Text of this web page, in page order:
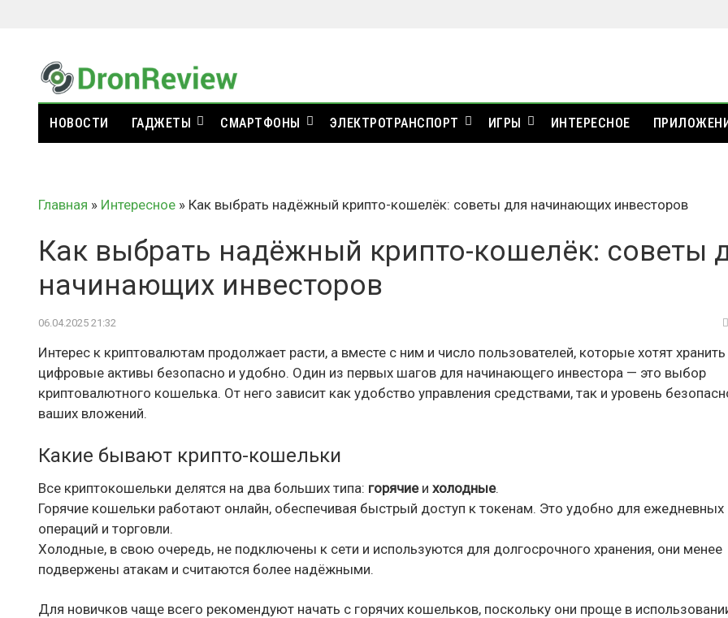
НОВОСТИ ГАДЖЕТЫ СМАРТФОНЫ ЭЛЕКТРОТРАНСПОРТ ИГРЫ ИНТЕРЕСНОЕ
Главная » Интересное » Как выбрать надёжный крипто-кошелёк: советы для начинающих инвесторов
Как выбрать надёжный крипто-кошелёк: советы
начинающих инвесторов
06.04.2025 21:32
Интерес к криптовалютам продолжает расти, а вместе с ним и число пользователей, которые хотят
цифровые активы безопасно и удобно. Один из первых шагов для начинающего инвестора — это выбор
криптовалютного кошелька. От него зависит как удобство управления средствами, так и уровень
ваших вложений.
Какие бывают крипто-кошельки
Все криптокошельки делятся на два больших типа: горячиеи холодные.
Горячие кошельки работают онлайн, обеспечивая быстрый доступ к токенам. Это удобно для ежедневных
операций и торговли.
Холодные, в свою очередь, не подключены к сети и используются для долгосрочного хранения, они менее
подвержены атакам и считаются более надёжными.
Для новичков чаще всего рекомендуют начать с горячих кошельков, поскольку они проще в